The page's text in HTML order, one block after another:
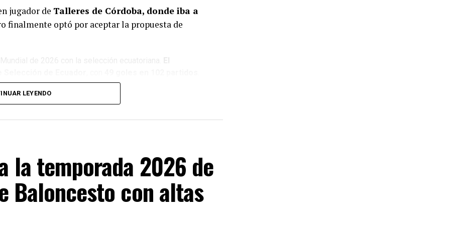
jugador de Talleres de Córdoba, donde iba a
finalmente optó por aceptar la propuesta de
internacional tras defender las camisetas
UANL, Fenerbahçe, Internacional y
Boca Juniors
en eltercer futbolista ecuatorianoque
oficiales, conquistó la Copa de Oro Nicolás
River Plate.
LEYENDO
la temporada 2026 de
Baloncesto con altas